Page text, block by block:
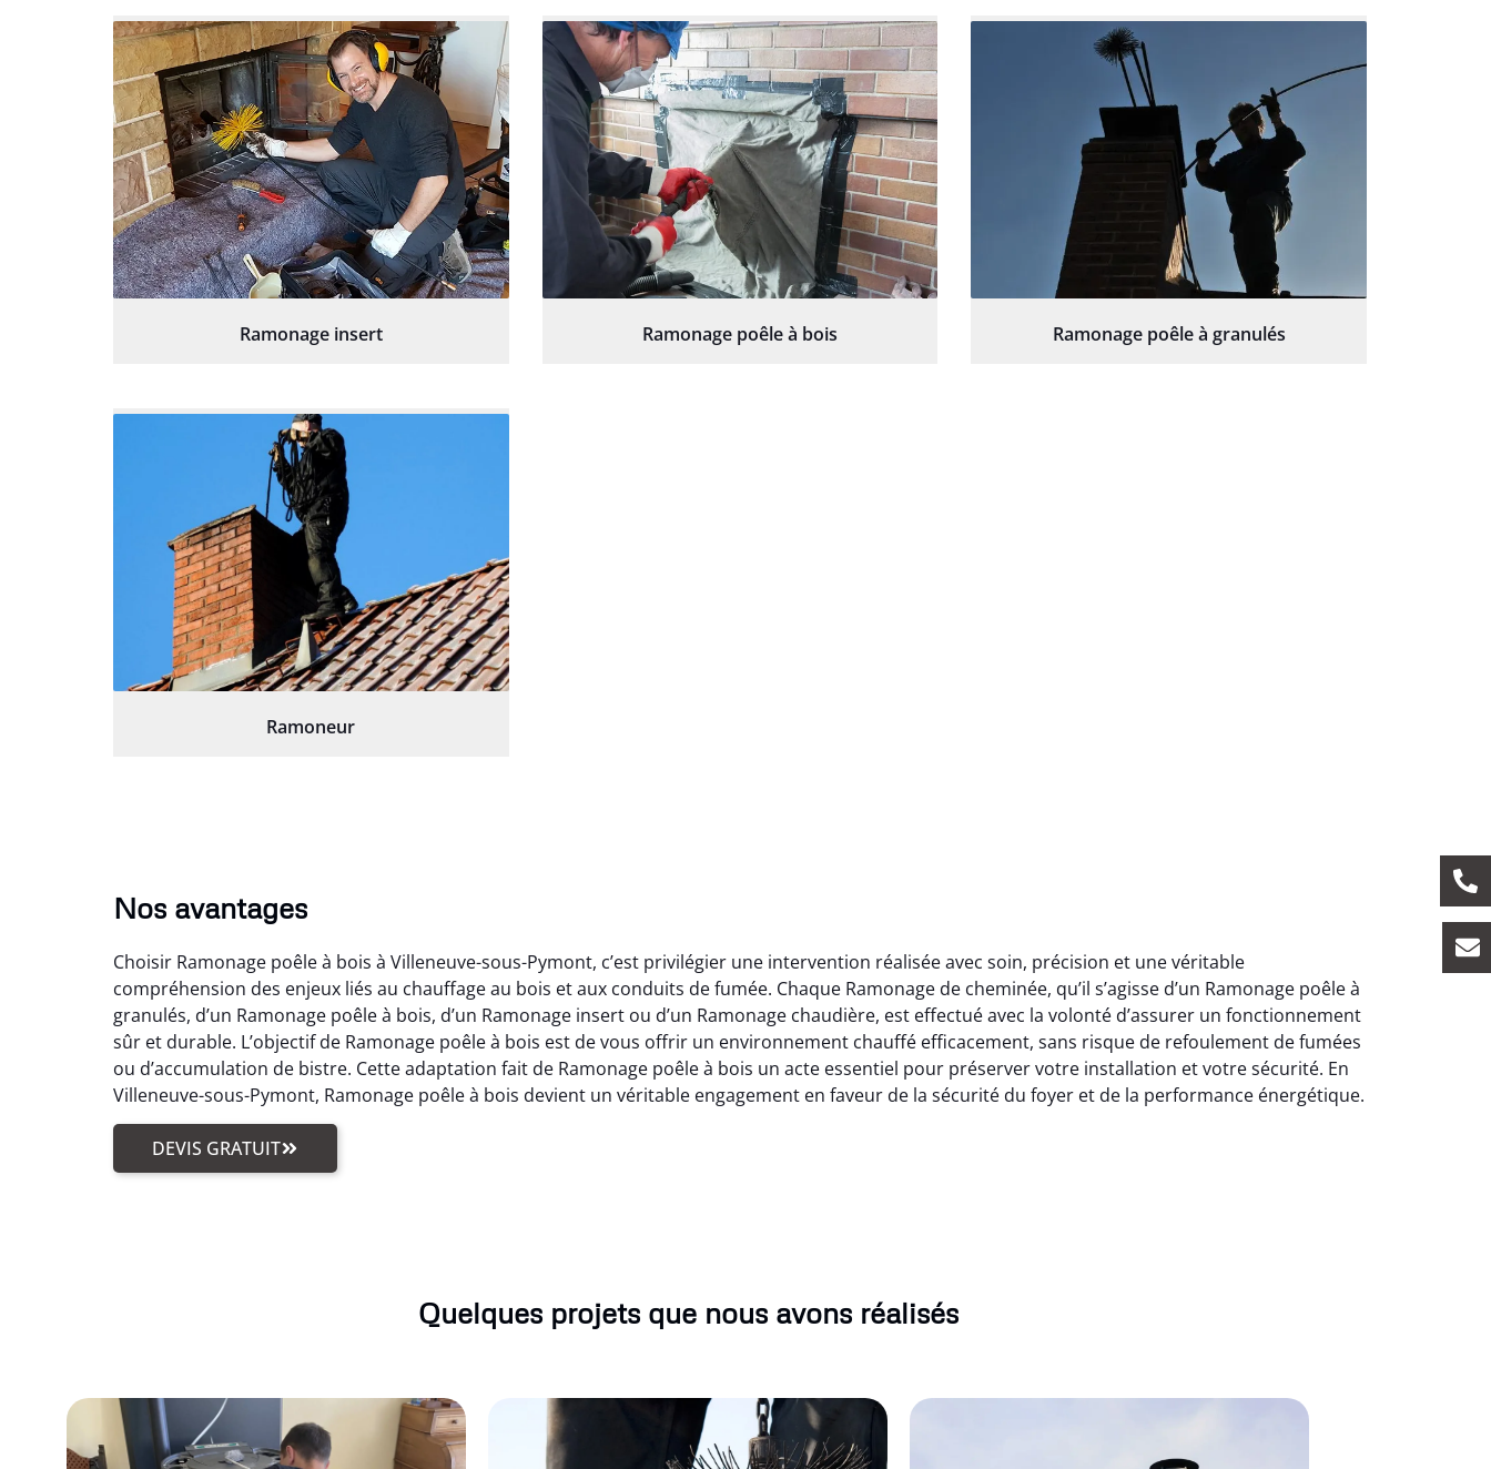
Ramonage insert Ramonage poêle à bois Ramonage poêle à granulés
Ramoneur
Nos avantages
Choisir Ramonage poêle à bois à Villeneuve-sous-Pymont, c’est privilégier une intervention réalisée avec soin, précision et une véritable
compréhension des enjeux liés au chauffage au bois et aux conduits de fumée. Chaque Ramonage de cheminée, qu’il s’agisse d’un Ramonage poêle à
granulés, d’un Ramonage poêle à bois, d’un Ramonage insert ou d’un Ramonage chaudière, est effectué avec la volonté d’assurer un fonctionnement
sûr et durable. L’objectif de Ramonage poêle à bois est de vous offrir un environnement chauffé efficacement, sans risque de refoulement de fumées
ou d’accumulation de bistre. Cette adaptation fait de Ramonage poêle à bois un acte essentiel pour préserver votre installation et votre sécurité. En
Villeneuve-sous-Pymont, Ramonage poêle à bois devient un véritable engagement en faveur de la sécurité du foyer et de la performance énergétique.
DEVIS GRATUIT
Quelques projets que nous avons réalisés